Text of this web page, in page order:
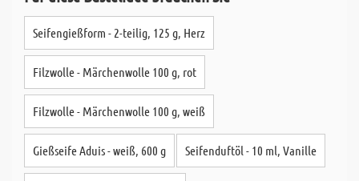
Seifengießform - 2-teilig, 125 g, Herz
Filzwolle - Märchenwolle 100 g, rot
Filzwolle - Märchenwolle 100 g, weiß
Gießseife Aduis - weiß, 600 g Seifenduftöl - 10 ml, Vanille